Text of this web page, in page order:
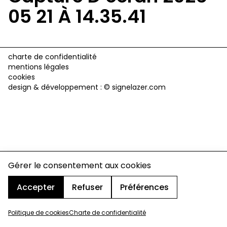
Gérer le consentement aux cookies
Accepter
Refuser Préférences
Politique de cookiesCharte de confidentialité
05 21 À 14.35.41
charte de confidentialité
mentions légales
cookies
design & développement : © signelazer.com